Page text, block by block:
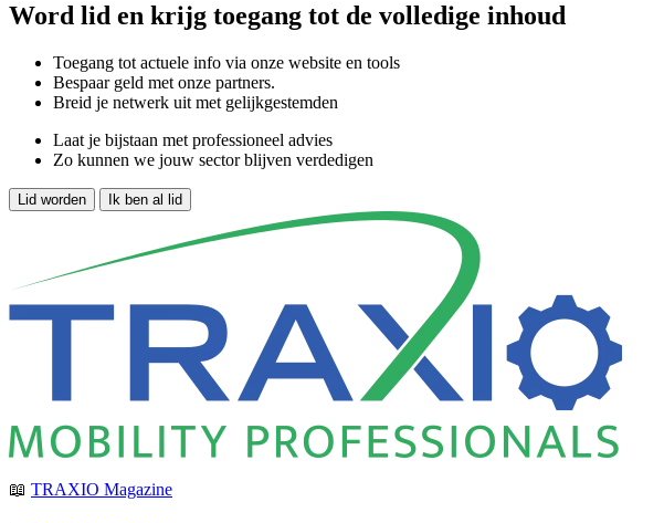
Word lid en krijg toegang tot de volledige inhoud
Toegang tot actuele info via onze website en tools
Bespaar geld met onze partners.
Breid je netwerk uit met gelijkgestemden
Laat je bijstaan met professioneel advies
Zo kunnen we jouw sector blijven verdedigen
Lid worden Ik ben al lid
📖 TRAXIO Magazine